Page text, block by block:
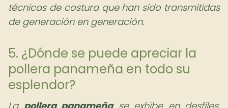
técnicas de costura que han sido transmitidas
de generación en generación.
5. ¿Dónde se puede apreciar la
pollera panameña en todo su
esplendor?